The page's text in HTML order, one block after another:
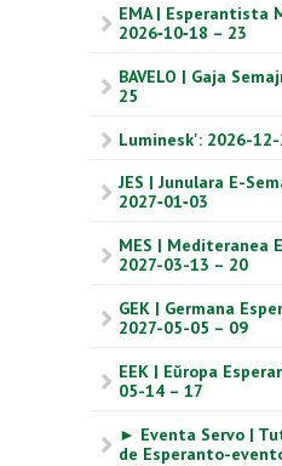
EMA | Esperantista
2026‑10‑18 – 23
BAVELO | Gaja
25
Luminesk': 2026-
JES | Junulara E-
2027‑01‑03
MES | Mediteranea
2027-03-13 – 20
GEK | Germana
2027-05-05 – 09
EEK | Eŭropa
05-14 – 17
► Eventa Servo |
de Esperanto-